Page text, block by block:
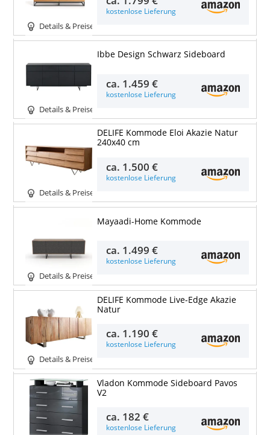
Details & Preise
kostenlose Lieferung
Details & Preise
Ibbe Design Schwarz Sideboard
ca. 1.459 €
kostenlose Lieferung
Details & Preise
DELIFE Kommode Eloi Akazie Natur
240x40 cm
ca. 1.500 €
kostenlose Lieferung
Details & Preise
Mayaadi-Home Kommode
ca. 1.499 €
kostenlose Lieferung
Details & Preise
DELIFE Kommode Live-Edge Akazie
Natur
ca. 1.190 €
kostenlose Lieferung
Vladon Kommode Sideboard Pavos
V2
ca. 182 €
kostenlose Lieferung